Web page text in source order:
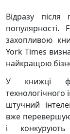
Відразу після
популярності.
захопливою
York Times
найкращою
У книжці
технологічного
штучний
вже
і